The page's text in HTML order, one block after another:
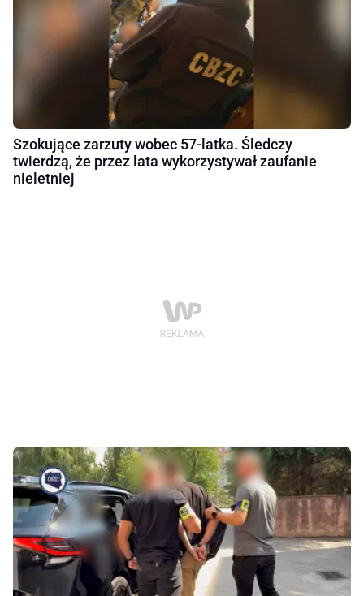
Szokujące zarzuty wobec 57-latka. Śledczy
twierdzą, że przez lata wykorzystywał zaufanie
nieletniej